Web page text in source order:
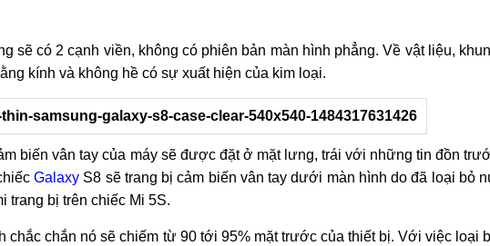
sẽ có 2 cạnh viền, không có phiên bản màn hình phẳng. Về vật liệu,
kính và không hề có sự xuất hiện của kim loại.
biến vân tay của máy sẽ được đặt ở mặt lưng, trái với những tin đồn
Galaxy S8 sẽ trang bị cảm biến vân tay dưới màn hình do đã loại bỏ
trang bị trên chiếc Mi 5S.
chắc chắn nó sẽ chiếm từ 90 tới 95% mặt trước của thiết bị. Với việc loại